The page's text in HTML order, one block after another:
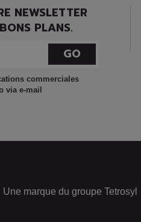
NEWSLETTER
PLANS.
GO
commerciales
via e-mail
Une marque du groupe Tetrosyl